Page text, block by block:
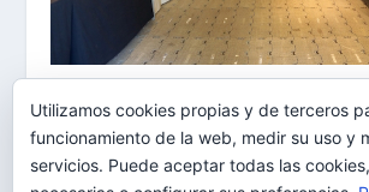
Comercialización de la artesanía
Reyes en Santa Cruz y La Laguna
02/01/2015
Utilizamos cookies propias y de terceros
funcionamiento de la web, medir su uso y
servicios. Puede aceptar todas las